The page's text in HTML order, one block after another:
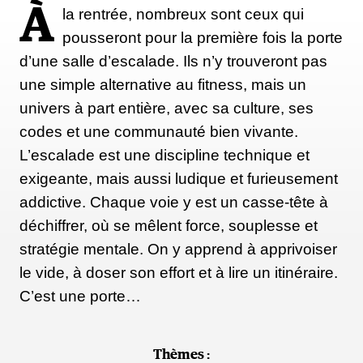
maintenir une bonne posture. Pour sa part Alyssa
Olenick suggère aux athlètes les plus âgées et tous
ceux qui veillent particulièrement à la santé de leurs
os d'ajouter un entraînement pliométrique (fentes
alternées, squats jump, etc.) à leur programme.
Mythe #3 : il faut faire du
renforcement musculaire plusieurs
fois par semaine pour en voir les
bénéfices
« Si je ne peux pas faire de la musculation 3 à 4 fois
par semaine pendant une heure, est-ce que cela en
réponse est toujours la même : (1) absolument ; et
À
la rentrée, nombreux sont ceux qui
pousseront pour la première fois la porte
d’une salle d’escalade. Ils n’y trouveront pas
une simple alternative au fitness, mais un
univers à part entière, avec sa culture, ses
codes et une communauté bien vivante.
L’escalade est une discipline technique et
exigeante, mais aussi ludique et furieusement
addictive. Chaque voie y est un casse-tête à
déchiffrer, où se mêlent force, souplesse et
stratégie mentale. On y apprend à apprivoiser
le vide, à doser son effort et à lire un itinéraire.
C’est une porte…
Thèmes :